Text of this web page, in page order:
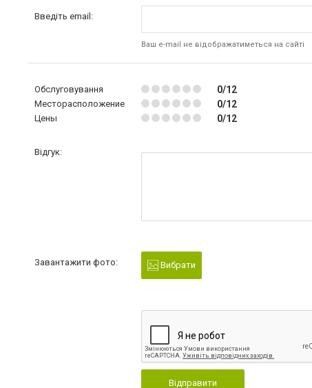
Введіть email:
Ваш e-mail не відображатиметься на сайті
Обслуговування 0/12
Месторасположение 0/12
Цены 0/12
Відгук:
Завантажити фото: Вибрати
Відправити